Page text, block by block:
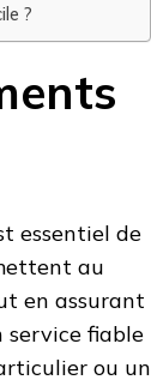
?
essentiel de
au
en assurant
service fiable
ou un